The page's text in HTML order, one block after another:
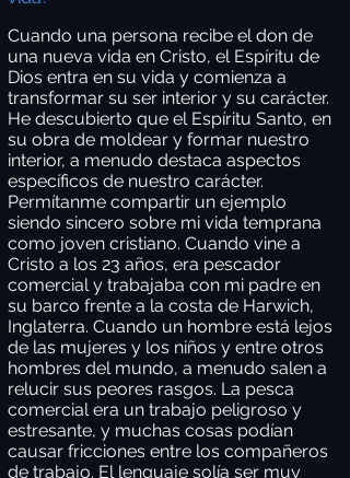
Cuando una persona recibe el don de
una nueva vida en Cristo, el Espíritu de
Dios entra en su vida y comienza a
transformar su ser interior y su carácter.
He descubierto que el Espíritu Santo, en
su obra de moldear y formar nuestro
interior, a menudo destaca aspectos
específicos de nuestro carácter.
Permítanme compartir un ejemplo
siendo sincero sobre mi vida temprana
como joven cristiano. Cuando vine a
Cristo a los 23 años, era pescador
comercial y trabajaba con mi padre en
su barco frente a la costa de Harwich,
Inglaterra. Cuando un hombre está lejos
de las mujeres y los niños y entre otros
hombres del mundo, a menudo salen a
relucir sus peores rasgos. La pesca
comercial era un trabajo peligroso y
estresante, y muchas cosas podían
causar fricciones entre los compañeros
de trabajo. El lenguaje solía ser muy